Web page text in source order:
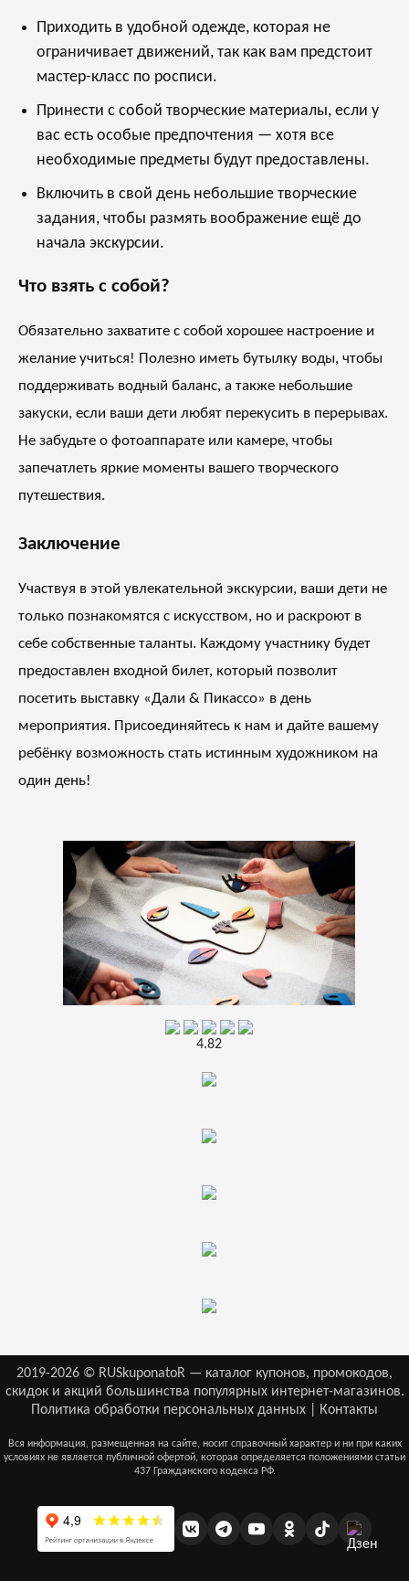
Приходить в удобной одежде, которая не
ограничивает движений, так как вам предстоит
мастер-класс по росписи.
Принести с собой творческие материалы, если у
вас есть особые предпочтения — хотя все
необходимые предметы будут предоставлены.
Включить в свой день небольшие творческие
задания, чтобы размять воображение ещё до
начала экскурсии.
Что взять с собой?
Обязательно захватите с собой хорошее настроение и
желание учиться! Полезно иметь бутылку воды, чтобы
поддерживать водный баланс, а также небольшие
закуски, если ваши дети любят перекусить в перерывах.
Не забудьте о фотоаппарате или камере, чтобы
запечатлеть яркие моменты вашего творческого
путешествия.
Заключение
Участвуя в этой увлекательной экскурсии, ваши дети не
только познакомятся с искусством, но и раскроют в
себе собственные таланты. Каждому участнику будет
предоставлен входной билет, который позволит
посетить выставку «Дали & Пикассо» в день
мероприятия. Присоединяйтесь к нам и дайте вашему
ребёнку возможность стать истинным художником на
один день!
4.82
2019-2026 © RUSkuponatoR — каталог купонов, промокодов,
скидок и акций большинства популярных интернет-магазинов.
Политика обработки персональных данных
Контакты
Вся информация, размещенная на сайте, носит справочный характер и ни при каких
условиях не является публичной офертой, которая определяется положениями статьи
437 Гражданского кодекса РФ.